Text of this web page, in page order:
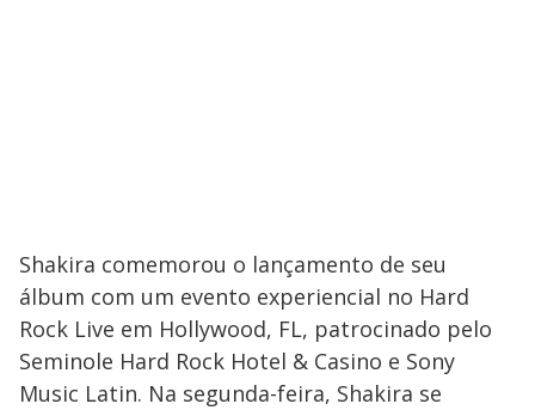
Shakira comemorou o lançamento de seu
álbum com um evento experiencial no Hard
Rock Live em Hollywood, FL, patrocinado pelo
Seminole Hard Rock Hotel & Casino e Sony
Music Latin. Na segunda-feira, Shakira se